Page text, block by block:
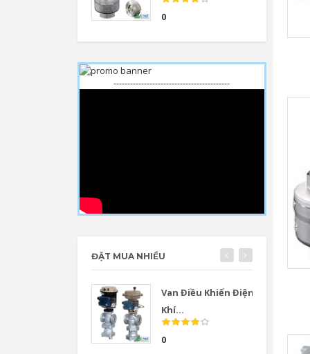
0
------------------------------------------
ĐẶT MUA NHIỀU
Van Điều Khiển Điện
Khí...
0